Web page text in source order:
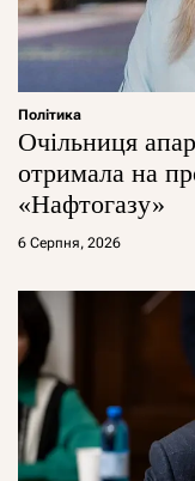
Політика
Очільниця
отримала на
«Нафтогазу»
6 Серпня, 2026